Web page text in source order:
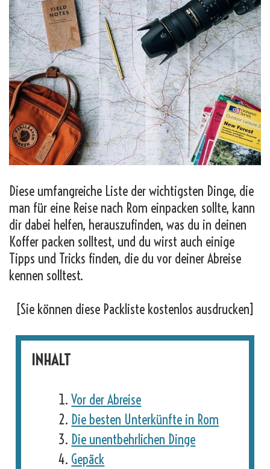
Diese umfangreiche Liste der wichtigsten Dinge, die
man für eine Reise nach Rom einpacken sollte, kann
dir dabei helfen, herauszufinden, was du in deinen
Koffer packen solltest, und du wirst auch einige
Tipps und Tricks finden, die du vor deiner Abreise
kennen solltest.
[Sie können diese Packliste kostenlos ausdrucken]
INHALT
Vor der Abreise
Die besten Unterkünfte in Rom
Die unentbehrlichen Dinge
Gepäck